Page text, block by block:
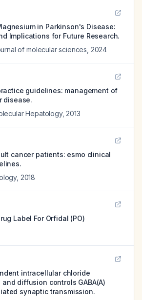
in Parkinson's Disease:
Implications for Future Research.
of molecular sciences 2024
guidelines: management of
disease.
Hepatology, 2013
cancer patients: esmo clinical
, 2018
Label For Orfidal (PO)
intracellular chloride
diffusion controls GABA(A)
synaptic transmission.